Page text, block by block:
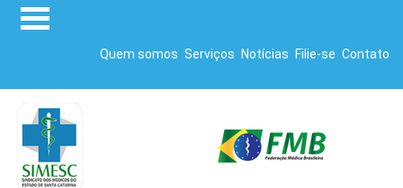
Quem somos Serviços Notícias Filie-se Contato